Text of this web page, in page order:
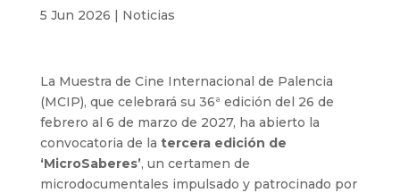
5 Jun 2026 | Noticias
La Muestra de Cine Internacional de Palencia
(MCIP), que celebrará su 36ª edición del 26 de
febrero al 6 de marzo de 2027, ha abierto la
convocatoria de la tercera edición de
‘MicroSaberes’, un certamen de
microdocumentales impulsado y patrocinado por